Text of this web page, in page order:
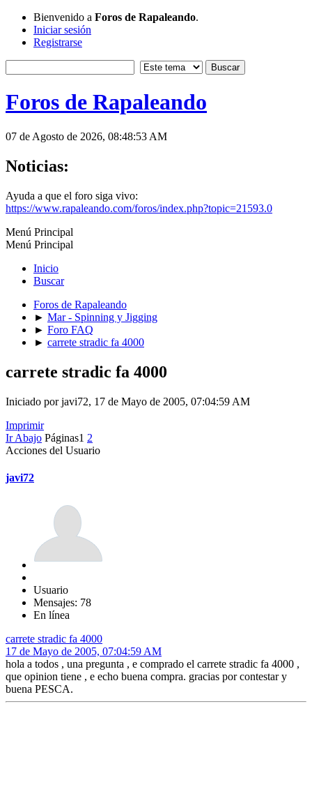
Bienvenido a Foros de Rapaleando.
Iniciar sesión
Registrarse
Foros de Rapaleando
07 de Agosto de 2026, 08:48:53 AM
Noticias:
Ayuda a que el foro siga vivo:
https://www.rapaleando.com/foros/index.php?topic=21593.0
Menú Principal
Menú Principal
Inicio
Buscar
Foros de Rapaleando
► Mar - Spinning y Jigging
► Foro FAQ
► carrete stradic fa 4000
carrete stradic fa 4000
Iniciado por javi72, 17 de Mayo de 2005, 07:04:59 AM
Imprimir
Ir Abajo Páginas1 2
Acciones del Usuario
javi72
Usuario
Mensajes: 78
En línea
carrete stradic fa 4000
17 de Mayo de 2005, 07:04:59 AM
hola a todos , una pregunta , e comprado el carrete stradic fa 4000 ,
que opinion tiene , e echo buena compra. gracias por contestar y
buena PESCA.